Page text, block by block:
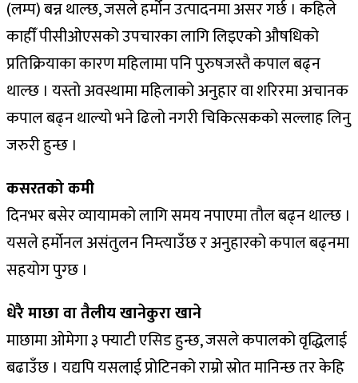
(लम्प) बन्न थाल्छ, जसले हर्मोन उत्पादनमा असर गर्छ । कहिले
काहीँ पीसीओएसको उपचारका लागि लिइएको औषधिको
प्रतिक्रियाका कारण महिलामा पनि पुरुषजस्तै कपाल बढ्न
थाल्छ । यस्तो अवस्थामा महिलाको अनुहार वा शरिरमा अचानक
कपाल बढ्न थाल्यो भने ढिलो नगरी चिकित्सकको सल्लाह लिनु
जरुरी हुन्छ ।
कसरतको कमी
दिनभर बसेर व्यायामको लागि समय नपाएमा तौल बढ्न थाल्छ ।
यसले हर्मोनल असंतुलन निम्त्याउँछ र अनुहारको कपाल बढ्नमा
सहयोग पुग्छ ।
धेरै माछा वा तैलीय खानेकुरा खाने
माछामा ओमेगा ३ फ्याटी एसिड हुन्छ, जसले कपालको वृद्धिलाई
बढाउँछ । यद्यपि यसलाई प्रोटिनको राम्रो स्रोत मानिन्छ तर केहि